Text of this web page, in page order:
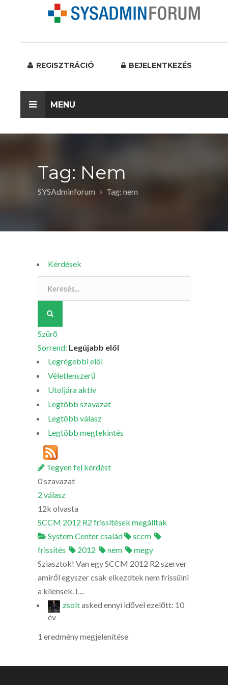
REGISZTRÁCIÓ BEJELENTKEZÉS
MENU
Tag: Nem
SYSAdminforum Tag: nem
Kérdések
Szürő
Sorrend: Legújabb elöl
Legrégebbi elöl
Véletlenszerű
Utoljára aktív
Legtöbb szavazat
Legtöbb válasz
Legtöbb megtekintés
Tegyen fel kérdést
0szavazat
2 válasz
12k olvasta
SCCM 2012 R2 frissítések megálltak
System Center család
sccm
frissítés
2012 nem
megy
Sziasztok! Van egy SCCM 2012 R2 szerver
amiről egyszer csak elkezdtek nem frissülni
a kliensek. L...
zsoltasked ennyi idővel ezelőtt: 10
év
1 eredmény megjelenítése